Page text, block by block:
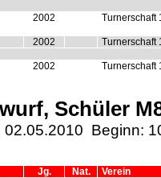
2002 Turnerschaft
2002 Turnerschaft
2002 Turnerschaft
Schüler
02.05.2010 Beginn:
Jg. Nat. Verein